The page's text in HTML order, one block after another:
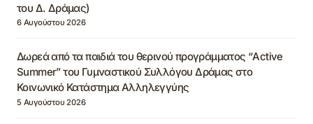
του Δ. Δράμας)
6 Αυγούστου 2026
Δωρεά από τα παιδιά του θερινού προγράμματος “Active
Summer” του Γυμναστικού Συλλόγου Δράμας στο
Κοινωνικό Κατάστημα Αλληλεγγύης
5 Αυγούστου 2026